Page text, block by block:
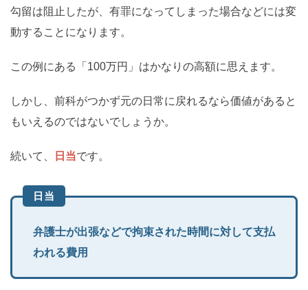
勾留は阻止したが、有罪になってしまった場合などには変
動することになります。
この例にある「100万円」はかなりの高額に思えます。
しかし、前科がつかず元の日常に戻れるなら価値があると
もいえるのではないでしょうか。
続いて、 日当です。
日当
弁護士が出張などで拘束された時間に対して支払
われる費用